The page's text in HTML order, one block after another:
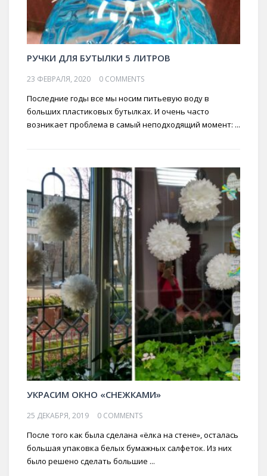
РУЧКИ ДЛЯ БУТЫЛКИ 5 ЛИТРОВ
23 ФЕВРАЛЯ, 2020 0 COMMENTS
Последние годы все мы носим питьевую воду в
больших пластиковых бутылках. И очень часто
возникает проблема в самый неподходящий момент: ...
УКРАСИМ ОКНО «СНЕЖКАМИ»
25 ДЕКАБРЯ, 2019 0 COMMENTS
После того как была сделана «ёлка на стене», осталась
большая упаковка белых бумажных салфеток. Из них
было решено сделать большие ...